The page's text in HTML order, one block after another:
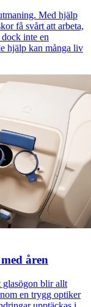
Med hjälp
få svårt att arbeta,
inte en
hjälp kan många liv
åren
glasögon blir allt
en trygg optiker